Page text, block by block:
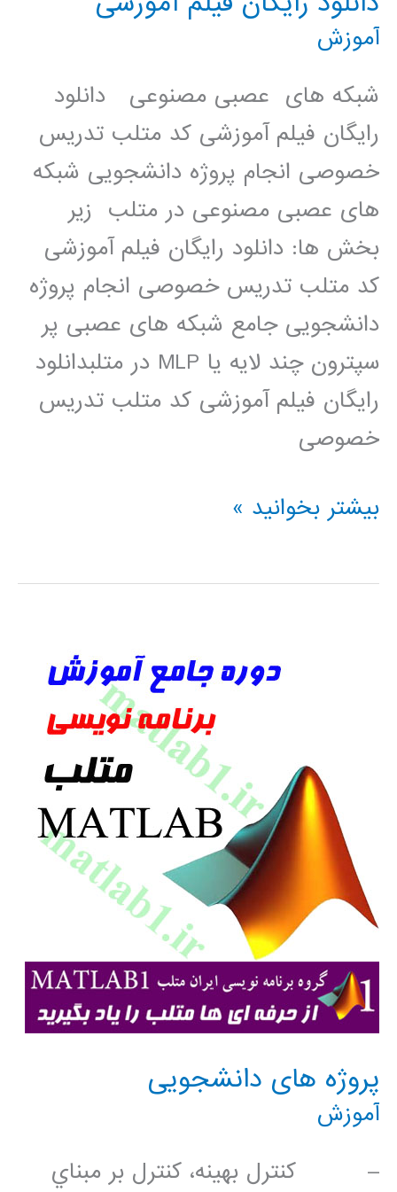
تقويت
كننده
دو
طبقه
در
HSPICE
آموزش
شبکه های عصبی مصنوعی دانلود
رایگان فیلم آموزشی کد متلب تدریس
خصوصی انجام پروژه دانشجویی شبکه
های عصبی مصنوعی در متلب زیر
بخش ها: دانلود رایگان فیلم آموزشی
کد متلب تدریس خصوصی انجام پروژه
دانشجویی جامع شبکه های عصبی پر
سپترون چند لایه یا MLP در متلبدانلود
رایگان فیلم آموزشی کد متلب تدریس
خصوصی
دانلود
فیلم
بیشتر بخوانید »
پروژه های دانشجويی
آموزش
– كنترل بهينه، كنترل بر مبناي